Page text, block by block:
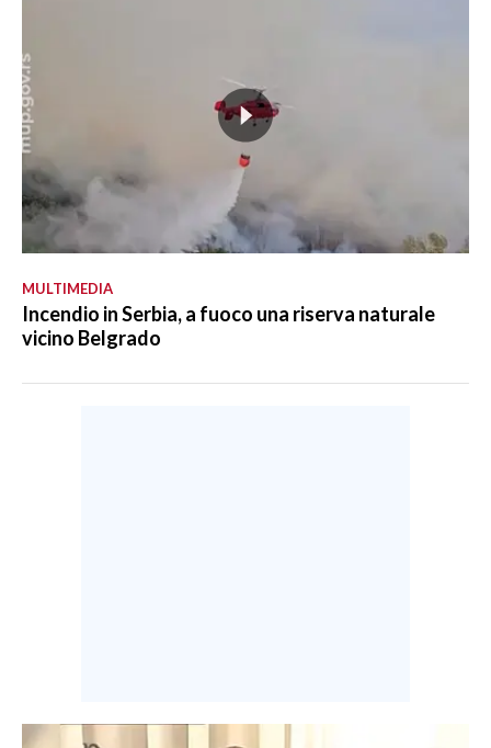
MULTIMEDIA
Incendio in Serbia, a fuoco una riserva naturale
vicino Belgrado